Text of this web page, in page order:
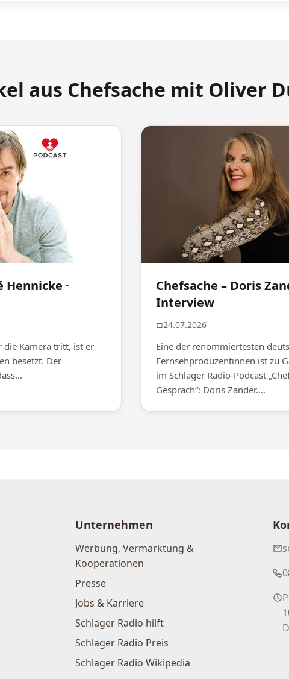
aus Chefsache mit Oliver
Hennicke ·
die Kamera tritt, ist er
besetzt. Der
Chefsache – Doris
Interview
24.07.2026
Eine der renommiertesten
Fernsehproduzentinnen ist zu
im Schlager Radio-Podcast
Gespräch“: Doris Zander....
Unternehmen
Werbung, Vermarktung &
Kooperationen
Presse
Jobs & Karriere
Schlager Radio hilft
Schlager Radio Preis
Schlager Radio Wikipedia